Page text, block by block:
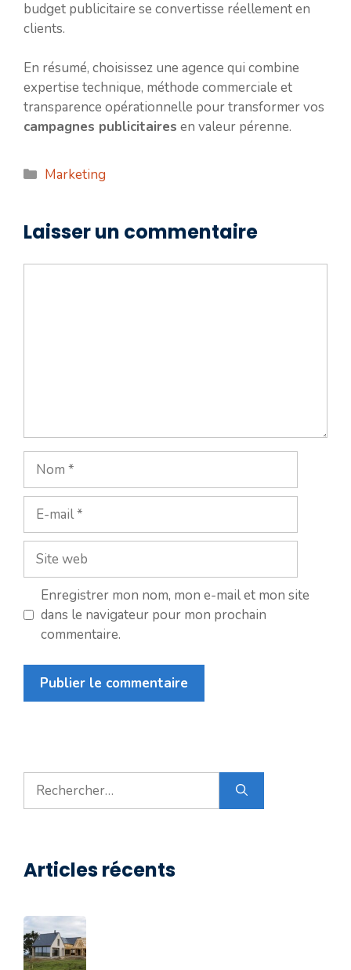
budget publicitaire se convertisse réellement en
clients.
En résumé, choisissez une agence qui combine
expertise technique, méthode commerciale et
transparence opérationnelle pour transformer vos
campagnes publicitaires en valeur pérenne.
Catégories
Marketing
Laisser un commentaire
Nom
mail
Site
web
Enregistrer mon nom, mon e-mail et mon site
dans le navigateur pour mon prochain
commentaire.
Rechercher :
Articles récents